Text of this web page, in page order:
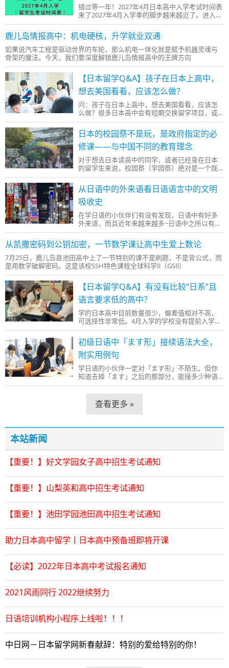
错过等一年！2027年4月日本高中入学考试时间表
来了2027年4月入学季的脚步越来越近了。进入
2026年下半年，日本高中针对留学生的招
鹿儿岛情报高中：机电硬核，升学就业双通
如果说汽车工程是驱动世界的车轮，那么机电一体化就是赋予机器灵魂与
骨架的魔法。今天，我们要深度解锁鹿儿岛情报高中的王牌方向
【日本留学Q&A】孩子在日本上高中，
想去美国看看，应该怎么做？
问：孩子在日本上高中，想去美国看看，应该怎
么做？很多日本高中会有短期交换留学项目，或
者在假期举行海外夏令营活动，学生可以
日本的校园祭不是玩，是政府指定的必
修课——与中国不同的教育理念
对于想去日本读高中的同学，或者已经身在日本
的留学生来说，校园祭（学园祭）绝对是一个既
熟悉又陌生的词。你可能在日剧或动漫里
从日语中的外来语看日语语言中的文明
吸收史
在学日语的小伙伴们有没有发现，日语中有好多
外来语，而且近年来越来越多~日语中之所以有那
么多外来语，根源在于其善于吸收外来
从凯撒密码到公钥加密，一节数学课让高中生爱上数论
7月25日，鹿儿岛县池田高中上了一节特别的课不是刷题，不是背公式，而
是用数学破解密码。这是该校SSH特色课程全球科学Ⅱ（GSⅡ）
【日本留学Q&A】有没有比较“日系”且
语言要求低的高中？
学的日本高中目前数量很少，偏差值相对不高，
可选择性非常低。4月入学的学校没有提前入学适
应生活的情况，学生一般都是在4月开学
初级日语中「ます形」接续语法大全，
附实用例句
学日语的小伙伴一定对「ます形」不陌生。但你
知道去掉「ます」之后的那部分，能接多少种语
法吗？今天这篇文章，帮你一次性梳理清
查看更多 »
本站新闻
【重要！】好文学园女子高中招生考试通知
【重要！】山梨英和高中招生考试通知
【重要！】池田学园池田高中招生考试通知
助力日本高中留学丨日本高中预备班即将开课
【必读】2022年日本高中考试报名通知
2021风雨同行 2022继续努力
日语培训机构小程序上线啦！！！
中日网－日本留学网新春献辞：特别的爱给特别的你！